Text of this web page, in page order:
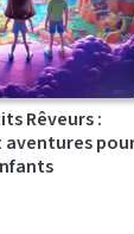
Rêveurs :